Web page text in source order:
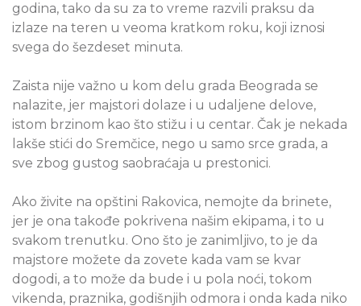
godina, tako da su za to vreme razvili praksu da
izlaze na teren u veoma kratkom roku, koji iznosi
svega do šezdeset minuta.
Zaista nije važno u kom delu grada Beograda se
nalazite, jer majstori dolaze i u udaljene delove,
istom brzinom kao što stižu i u centar. Čak je nekada
lakše stići do Sremčice, nego u samo srce grada, a
sve zbog gustog saobraćaja u prestonici.
Ako živite na opštini Rakovica, nemojte da brinete,
jer je ona takođe pokrivena našim ekipama, i to u
svakom trenutku. Ono što je zanimljivo, to je da
majstore možete da zovete kada vam se kvar
dogodi, a to može da bude i u pola noći, tokom
vikenda, praznika, godišnjih odmora i onda kada niko